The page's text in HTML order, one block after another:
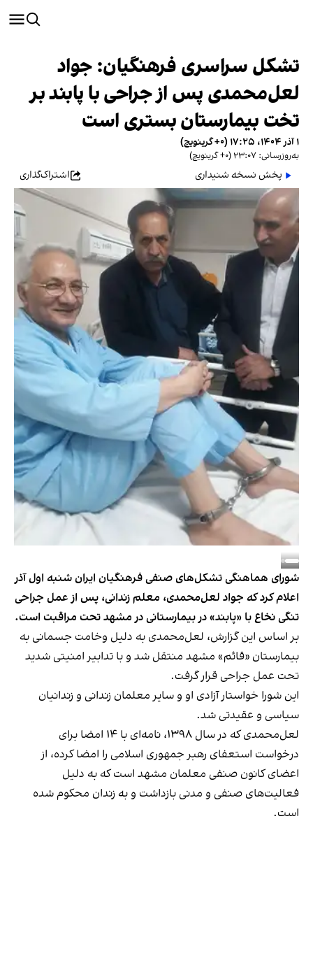
تشکل سراسری فرهنگیان: جواد
لعل‌محمدی پس از جراحی با پابند بر
تخت بیمارستان بستری است
۱ آذر ۱۴۰۴، ۱۷:۲۵ (‎+۰ گرینویچ)
به‌روزرسانی: ۲۳:۰۷ (‎+۰ گرینویچ)
پخش نسخه شنیداری اشتراک‌گذاری
شورای هماهنگی تشکل‌های صنفی فرهنگیان ایران شنبه اول آذر
اعلام کرد که جواد لعل‌محمدی، معلم زندانی، پس از عمل جراحی
تنگی نخاع با «پابند» در بیمارستانی در مشهد تحت مراقبت است.
بر اساس این گزارش، لعل‌محمدی به دلیل وخامت جسمانی به
بیمارستان «قائم» مشهد منتقل شد و با تدابیر امنیتی شدید
تحت عمل جراحی قرار گرفت.
این شورا خواستار آزادی او و سایر معلمان زندانی و زندانیان
سیاسی و عقیدتی شد.
لعل‌محمدی که در سال ۱۳۹۸، نامه‌ای با ۱۴ امضا برای
درخواست استعفای رهبر جمهوری اسلامی را امضا کرده، از
اعضای کانون صنفی معلمان مشهد است که به دلیل
فعالیت‌های صنفی و مدنی بازداشت و به زندان محکوم شده
است.